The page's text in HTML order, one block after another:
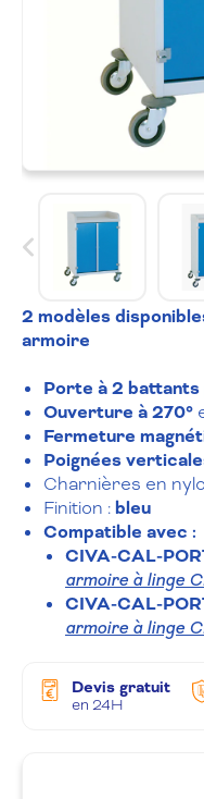
2 modèles
armoire
Porte à 2
Ouverture à 270°
Fermeture
Poignées
Charnières en
Finition :bleu
Compatible avec :
CIVA-CAL-
armoire à linge
CIVA-CAL-
armoire à linge
Devis gratuit
en 24H